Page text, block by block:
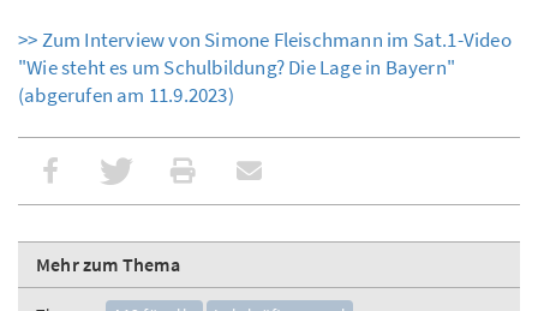
>> Zum Interview von Simone Fleischmann im Sat.1-Video
"Wie steht es um Schulbildung? Die Lage in Bayern"
(abgerufen am 11.9.2023)
Mehr zum Thema